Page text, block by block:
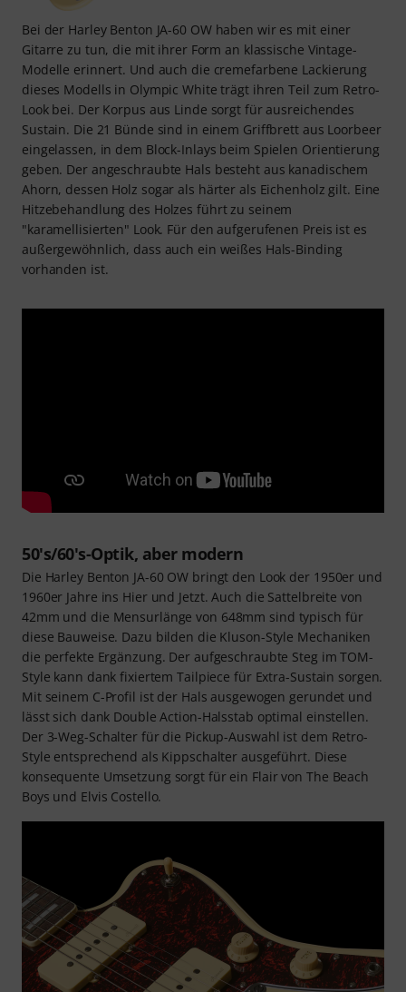
Bei der Harley Benton JA-60 OW haben wir es mit einer
Gitarre zu tun, die mit ihrer Form an klassische Vintage-
Modelle erinnert. Und auch die cremefarbene Lackierung
dieses Modells in Olympic White trägt ihren Teil zum Retro-
Look bei. Der Korpus aus Linde sorgt für ausreichendes
Sustain. Die 21 Bünde sind in einem Griffbrett aus Loorbeer
eingelassen, in dem Block-Inlays beim Spielen Orientierung
geben. Der angeschraubte Hals besteht aus kanadischem
Ahorn, dessen Holz sogar als härter als Eichenholz gilt. Eine
Hitzebehandlung des Holzes führt zu seinem
"karamellisierten" Look. Für den aufgerufenen Preis ist es
außergewöhnlich, dass auch ein weißes Hals-Binding
vorhanden ist.
50's/60's-Optik, aber modern
Die Harley Benton JA-60 OW bringt den Look der 1950er und
1960er Jahre ins Hier und Jetzt. Auch die Sattelbreite von
42mm und die Mensurlänge von 648mm sind typisch für
diese Bauweise. Dazu bilden die Kluson-Style Mechaniken
die perfekte Ergänzung. Der aufgeschraubte Steg im TOM-
Style kann dank fixiertem Tailpiece für Extra-Sustain sorgen.
Mit seinem C-Profil ist der Hals ausgewogen gerundet und
lässt sich dank Double Action-Halsstab optimal einstellen.
Der 3-Weg-Schalter für die Pickup-Auswahl ist dem Retro-
Style entsprechend als Kippschalter ausgeführt. Diese
konsequente Umsetzung sorgt für ein Flair von The Beach
Boys und Elvis Costello.